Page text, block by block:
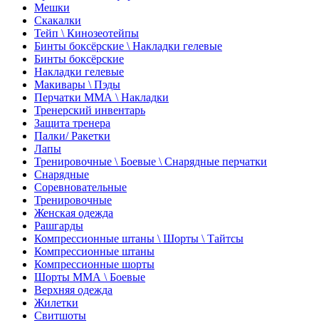
Мешки
Скакалки
Тейп \ Кинозеотейпы
Бинты боксёрские \ Накладки гелевые
Бинты боксёрские
Накладки гелевые
Макивары \ Пэды
Перчатки ММА \ Накладки
Тренерский инвентарь
Защита тренера
Палки/ Ракетки
Лапы
Тренировочные \ Боевые \ Снарядные перчатки
Снарядные
Соревновательные
Тренировочные
Женская одежда
Рашгарды
Компрессионные штаны \ Шорты \ Тайтсы
Компрессионные штаны
Компрессионные шорты
Шорты ММА \ Боевые
Верхняя одежда
Жилетки
Свитшоты